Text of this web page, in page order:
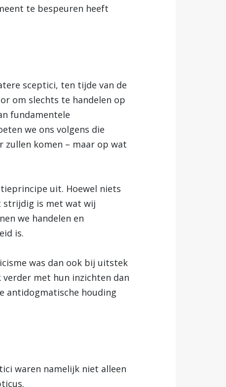
te bespeuren heeft
sceptici, ten tijde van de
om slechts te handelen op
fundamentele
we ons volgens die
komen – maar op wat
uit. Hoewel niets
strijdig is met wat wij
we handelen en
is.
was dan ook bij uitstek
met hun inzichten dan
antidogmatische houding
waren namelijk niet alleen